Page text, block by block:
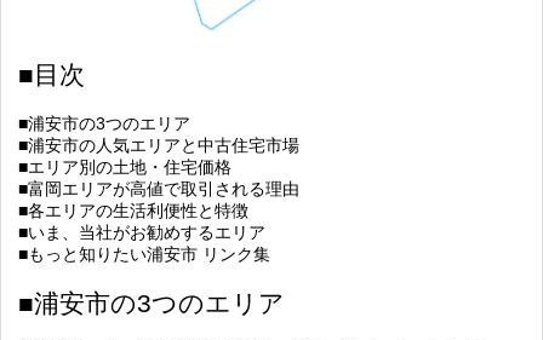
■目次
■浦安市の3つのエリア
■浦安市の人気エリアと中古住宅市場
■エリア別の土地・住宅価格
■富岡エリアが高値で取引される理由
■各エリアの生活利便性と特徴
■いま、当社がお勧めするエリア
■もっと知りたい浦安市 リンク集
■浦安市の3つのエリア